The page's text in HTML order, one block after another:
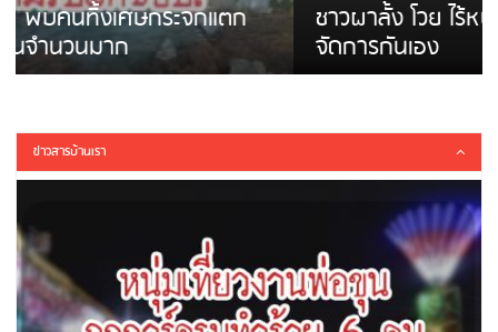
ชาวผาลั้ง โวย ไร้หน่วยงานดูแล ดินสไลด์ ต้อง
จัดการกันเอง
ข่าวสารบ้านเรา